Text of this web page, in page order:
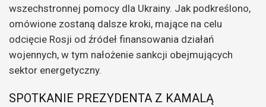
wszechstronnej pomocy dla Ukrainy. Jak podkreślono,
omówione zostaną dalsze kroki, mające na celu
odcięcie Rosji od źródeł finansowania działań
wojennych, w tym nałożenie sankcji obejmujących
sektor energetyczny.
SPOTKANIE PREZYDENTA Z KAMALĄ